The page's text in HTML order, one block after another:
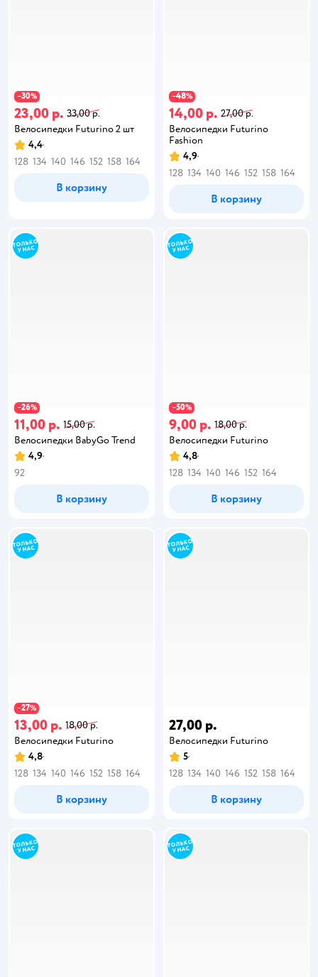
−30%
23,00 р. 33,00 р.
Велосипедки Futurino 2 шт
4,4
128 134 140 146 152 158 164
В корзину
−48%
14,00 р. 27,00 р.
Велосипедки Futurino
Fashion
4,9
128 134 140 146 152 158 164
В корзину
−26%
11,00 р. 15,00 р.
Велосипедки BabyGo Trend
4,9
92
В корзину
−50%
9,00 р. 18,00 р.
Велосипедки Futurino
4,8
128 134 140 146 152 164
В корзину
−27%
13,00 р. 18,00 р.
Велосипедки Futurino
4,8
128 134 140 146 152 158 164
В корзину
27,00 р.
Велосипедки Futurino
5
128 134 140 146 152 158 164
В корзину